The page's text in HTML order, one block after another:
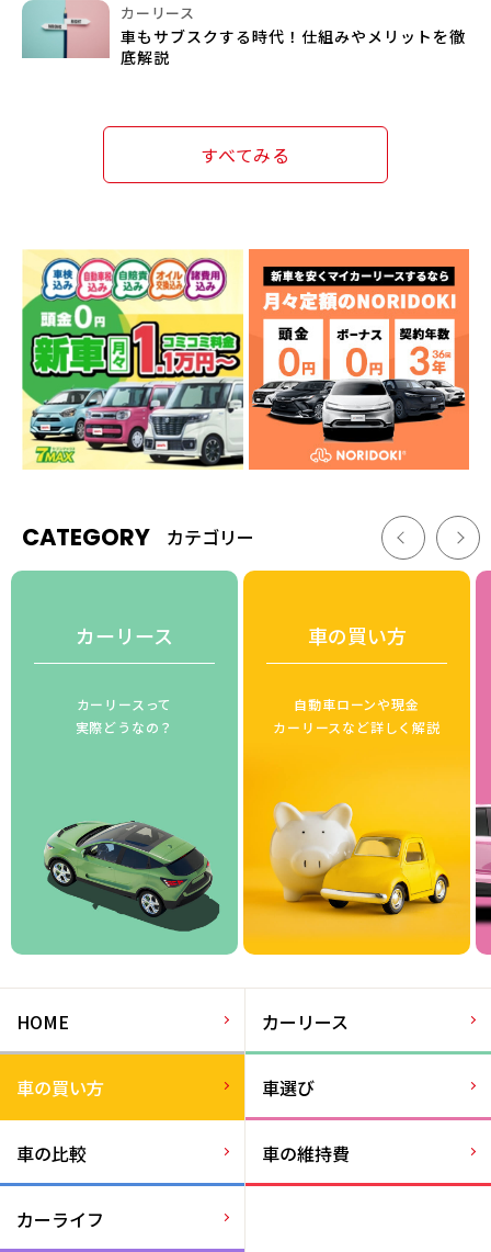
カーリース
車もサブスクする時代！仕組みやメリットを徹
底解説
すべてみる
CATEGORY カテゴリー
カーリース
カーリースって
実際どうなの？
車の買い方
自動車ローンや現金
カーリースなど詳しく解説
HOME カーリース
車の買い方 車選び
車の比較 車の維持費
カーライフ